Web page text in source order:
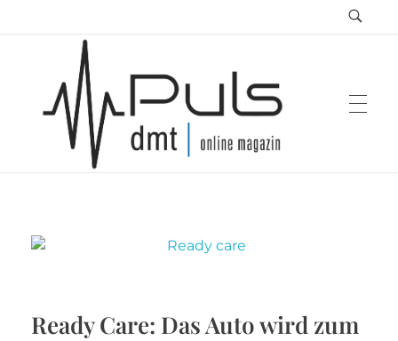
Puls Magazin
Zukunft der Mobilität
Ready Care: Das Auto wird zum